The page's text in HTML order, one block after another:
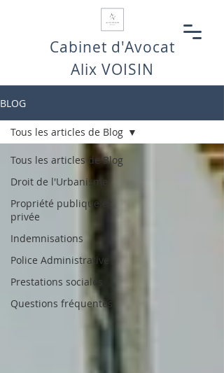
Cabinet d'Avocat
Alix VOISIN
BLOG
Tous les articles de Blog
Droit de l'Urbanisme
Propriété publique et
privée
Indemnisations
Police Administrative
Prestations sociales
Questions fréquentes
Tous les articles de Blog